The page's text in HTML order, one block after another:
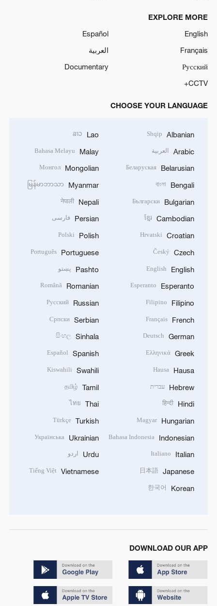
EXPLORE MORE
English
Español
Français
العربية
Русский
Documentary
CCTV+
CHOOSE YOUR LANGUAGE
Albanian
Shqip
Arabic العربية
Belarusian
Беларуская
Bengali
বাংলা
Bulgarian
Български
Cambodian
ខ្មែរ
Croatian
Hrvatski
Czech
Český
English
English
Esperanto
Esperanto
Filipino
Filipino
French
Français
German
Deutsch
Greek
Ελληνικά
Hausa
Hausa
Hebrew עברית
Hindi
हिन्दी
Hungarian
Magyar
Indonesian
Bahasa Indonesia
Italian
Italiano
Japanese
日本語
Korean
한국어
Lao
ລາວ
Malay
Bahasa Melayu
Mongolian
Монгол
Myanmar
မြန်မာဘာသာ
Nepali
नेपाली
Persian فارسی
Polish
Polski
Portuguese
Português
Pashto پښتو
Romanian
Română
Russian
Русский
Serbian
Српски
Sinhala
සිංහල
Spanish
Español
Swahili
Kiswahili
Tamil
தமிழ்
Thai
ไทย
Turkish
Türkçe
Ukrainian
Українська
Urdu اردو
Vietnamese
Tiếng Việt
DOWNLOAD OUR APP